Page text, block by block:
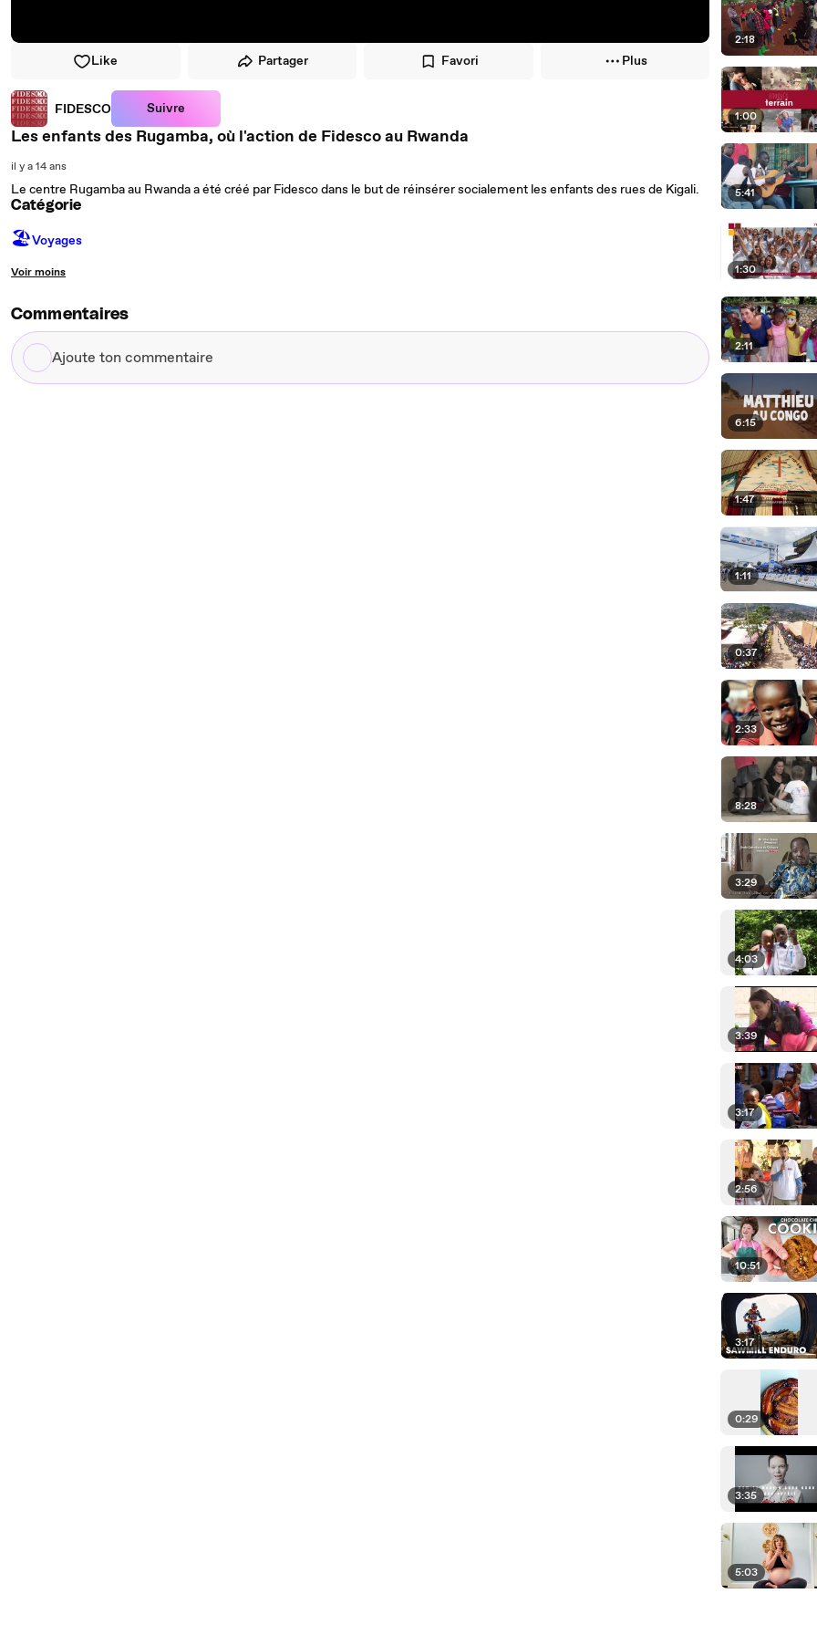
Like Partager Favori Plus
FIDESCO Suivre
Les enfants des Rugamba, où l'action de Fidesco au Rwanda
il y a 14 ans
Le centre Rugamba au Rwanda a été créé par Fidesco dans le but de réinsérer socialement les enfants des rues de Kigali.
Catégorie
🏖Voyages
Voir moins
Commentaires
Ajoute
ton
2:18
1:00
5:41
1:30
2:11
6:15
1:47
1:11
0:37
2:33
8:28
3:29
4:03
3:39
3:17
2:56
10:51
3:17
0:29
3:35
5:03